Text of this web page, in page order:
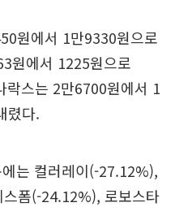
원에서 1만9330원으로
원에서 1225원으로
스는 2만6700원에서 1
렸다.
는 컬러레이(-27.12%),
폼(-24.12%), 로보스타